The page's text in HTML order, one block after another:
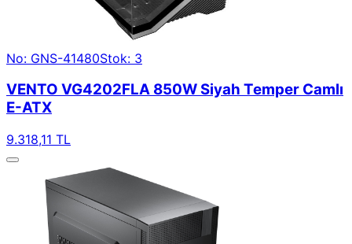
No: GNS-41480Stok: 3
VENTO VG4202FLA 850W Siyah Temper Camlı
E-ATX
9.318,11 TL